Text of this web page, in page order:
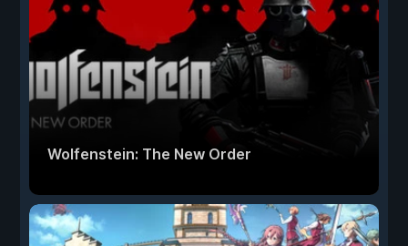
Wolfenstein: The New Order